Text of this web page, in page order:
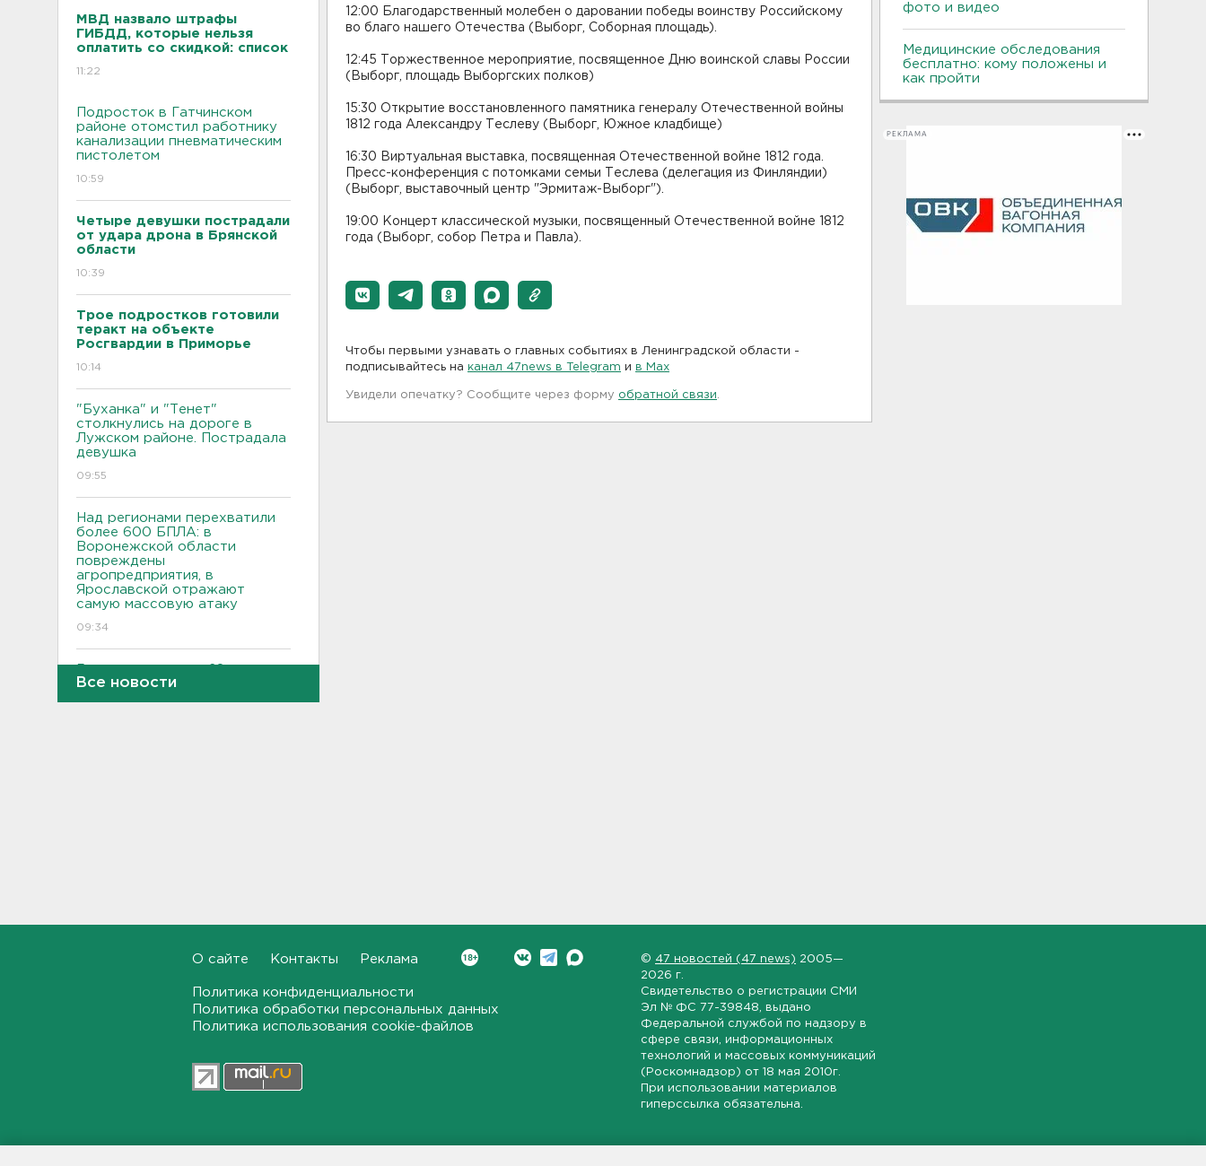
МВД назвало штрафы
ГИБДД, которые нельзя
оплатить со скидкой: список
11:22
Подросток в Гатчинском
районе отомстил работнику
канализации пневматическим
пистолетом
10:59
Четыре девушки пострадали
от удара дрона в Брянской
области
10:39
Трое подростков готовили
теракт на объекте
Росгвардии в Приморье
10:14
"Буханка" и "Тенет"
столкнулись на дороге в
Лужском районе. Пострадала
девушка
09:55
Над регионами перехватили
более 600 БПЛА: в
Воронежской области
повреждены
агропредприятия, в
Ярославской отражают
самую массовую атаку
09:34
Ленобласть сегодня
В годовщину вторжения
ВСУ в Курскую область СК
при этом погибли
Выборгского района
Все новости
12:00 Благодарственный молебен о даровании победы воинству Российскому
во благо нашего Отечества (Выборг, Соборная площадь).
12:45 Торжественное мероприятие, посвященное Дню воинской славы России
(Выборг, площадь Выборгских полков)
15:30 Открытие восстановленного памятника генералу Отечественной войны
1812 года Александру Теслеву (Выборг, Южное кладбище)
16:30 Виртуальная выставка, посвященная Отечественной войне 1812 года.
Пресс-конференция с потомками семьи Теслева (делегация из Финляндии)
(Выборг, выставочный центр "Эрмитаж-Выборг").
19:00 Концерт классической музыки, посвященный Отечественной войне 1812
года (Выборг, собор Петра и Павла).
Чтобы первыми узнавать о главных событиях в Ленинградской области -
подписывайтесь на канал 47news в Telegram и в Maх
Увидели опечатку? Сообщите через форму обратной связи
фото и видео
Медицинские обследования
бесплатно: кому положены и
как пройти
РЕКЛАМА
О сайте Контакты Реклама
Политика конфиденциальности
Политика обработки персональных данных
Политика использования cookie-файлов
© 47 новостей (47 news) 2005—
2026 г.
Свидетельство о регистрации СМИ
Эл № ФС 77-39848 , выдано
Федеральной службой по надзору в
сфере связи, информационных
технологий и массовых коммуникаций
(Роскомнадзор) от 18 мая 2010г.
При использовании материалов
гиперссылка обязательна.